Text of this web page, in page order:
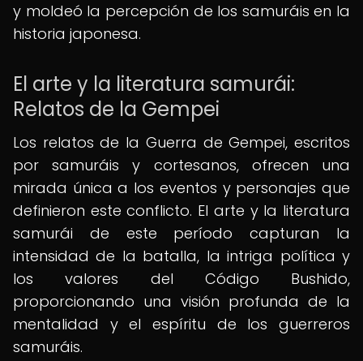
y moldeó la percepción de los samuráis en la
historia japonesa.
El arte y la literatura samurái:
Relatos de la Gempei
Los relatos de la Guerra de Gempei, escritos
por samuráis y cortesanos, ofrecen una
mirada única a los eventos y personajes que
definieron este conflicto. El arte y la literatura
samurái de este período capturan la
intensidad de la batalla, la intriga política y
los valores del Código Bushido,
proporcionando una visión profunda de la
mentalidad y el espíritu de los guerreros
samuráis.